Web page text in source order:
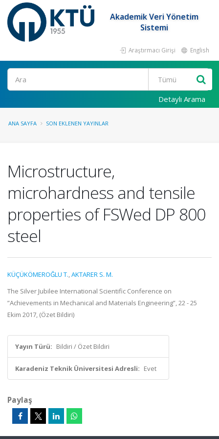
Akademik Veri Yönetim
Sistemi
Araştırmacı Girişi English
Ara
Detaylı Arama
ANA SAYFA SON EKLENEN YAYINLAR
Microstructure,
microhardness and tensile
properties of FSWed DP 800
steel
KÜÇÜKÖMEROĞLU T.,AKTARER S. M.
The Silver Jubilee International Scientific Conference on
”Achievements in Mechanical and Materials Engineering”, 22 - 25
Ekim 2017, (Özet Bildiri)
Yayın Türü: Bildiri / Özet Bildiri
Karadeniz Teknik Üniversitesi Adresli: Evet
Paylaş